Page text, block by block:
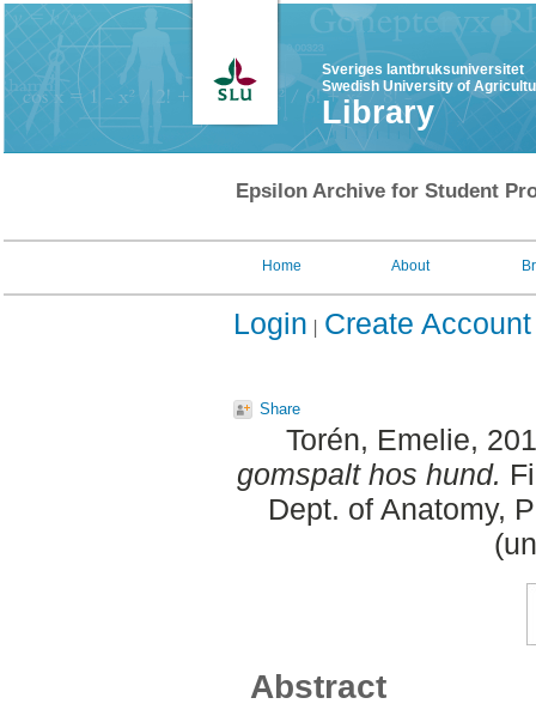
Sveriges lantbruksuniversitet
Swedish University of
Library
Epsilon Archive for Student
Home About
Login Create Account
Share
Torén, Emelie,
gomspalt hos hund.
Dept. of Anatomy,
Abstract